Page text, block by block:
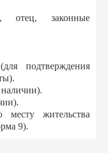
отец, законные
подтверждения
жительства
9).